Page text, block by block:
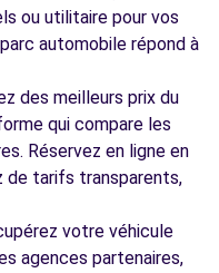
ou utilitaire pour vos
automobile répond à
des meilleurs prix du
qui compare les
Réservez en ligne en
de tarifs transparents,
votre véhicule
agences partenaires,